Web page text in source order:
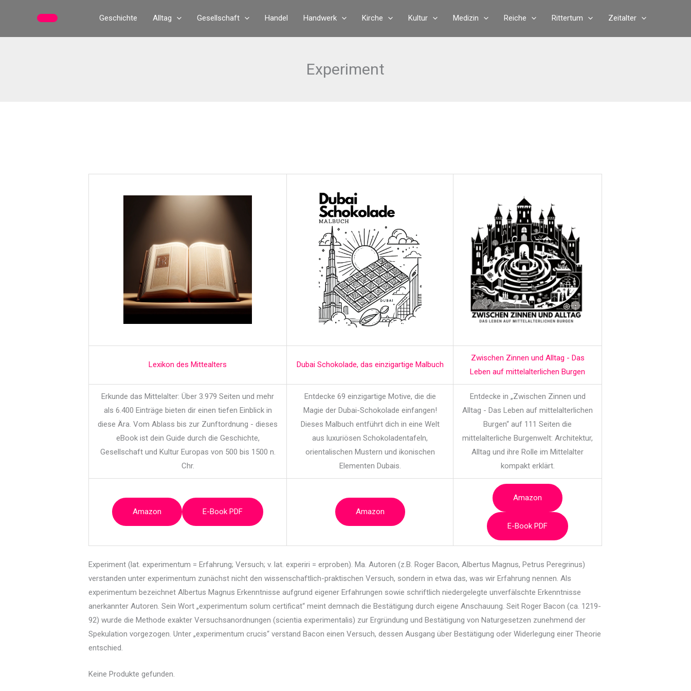
Geschichte Alltag Gesellschaft Handel Handwerk Kirche Kultur Medizin Reiche Rittertum Zeitalter
Experiment
Lexikon des Mittealters Dubai Schokolade, das einzigartige Malbuch
Zwischen Zinnen und Alltag - Das
Leben auf mittelalterlichen Burgen
Erkunde das Mittelalter: Über 3.979 Seiten und mehr
als 6.400 Einträge bieten dir einen tiefen Einblick in
diese Ära. Vom Ablass bis zur Zunftordnung - dieses
eBook ist dein Guide durch die Geschichte,
Gesellschaft und Kultur Europas von 500 bis 1500 n.
Chr.
Entdecke 69 einzigartige Motive, die die
Magie der Dubai-Schokolade einfangen!
Dieses Malbuch entführt dich in eine Welt
aus luxuriösen Schokoladentafeln,
orientalischen Mustern und ikonischen
Elementen Dubais.
Entdecke in „Zwischen Zinnen und
Alltag - Das Leben auf mittelalterlichen
Burgen“ auf 111 Seiten die
mittelalterliche Burgenwelt: Architektur,
Alltag und ihre Rolle im Mittelalter
kompakt erklärt.
Amazon E-Book PDF Amazon
Amazon
E-Book PDF
Experiment (lat. experimentum = Erfahrung; Versuch; v. lat. experiri = erproben). Ma. Autoren(z.B. Roger Bacon, Albertus Magnus, Petrus Peregrinus)
verstanden unter experimentum zunächst nicht den wissenschaftlich-praktischen Versuch, sondern in etwa das, was wir Erfahrung nennen. Als
experimentum bezeichnet Albertus Magnus Erkenntnisse aufgrund eigener Erfahrungen sowie schriftlich niedergelegte unverfälschte Erkenntnisse
anerkannter Autoren. Sein Wort „experimentum solum certificat“ meint demnach die Bestätigung durch eigene Anschauung. Seit Roger Bacon (ca. 1219-
92) wurde die Methode exakter Versuchsanordnungen (scientia experimentalis) zur Ergründung und Bestätigung von Naturgesetzen zunehmend der
Spekulation vorgezogen. Unter „experimentum crucis“ verstand Bacon einen Versuch, dessen Ausgang über Bestätigung oder Widerlegung einer Theorie
entschied.
Keine Produkte gefunden.